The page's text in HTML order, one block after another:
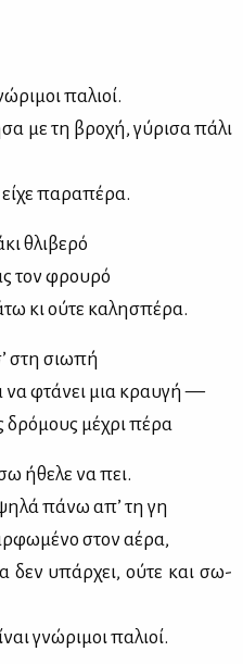
πα­λιοί.
με τη βρο­χή, γύ­ρι­σα πά­λι
πα­ρα­πέ­ρα.
θλι­βε­ρό
τον φρου­ρό
κι ού­τε κα­λη­σπέ­ρα.
στη σιω­πή
να φτά­νει μια κραυ­γή —
δρό­μους μέ­χρι πέ­ρα
ήθε­λε να πει.
πά­νω απ’ τη γη
στον αέ­ρα,
δεν υπάρ­χει, ού­τε και σω­
γνώ­ρι­μοι πα­λιοί.